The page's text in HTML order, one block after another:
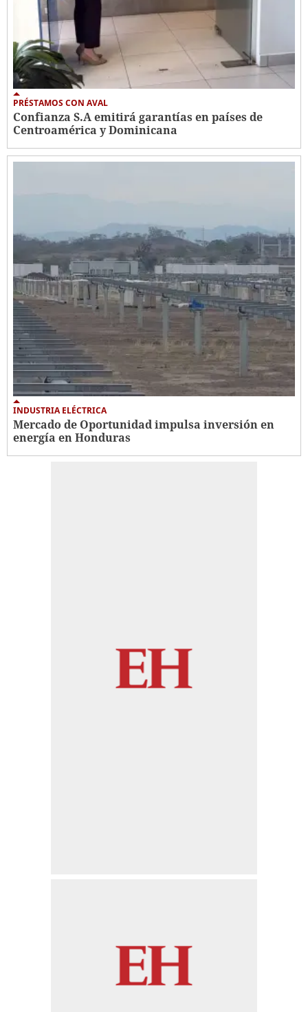
PRÉSTAMOS CON AVAL
Confianza S.A emitirá garantías en países de
Centroamérica y Dominicana
INDUSTRIA ELÉCTRICA
Mercado de Oportunidad impulsa inversión en
energía en Honduras